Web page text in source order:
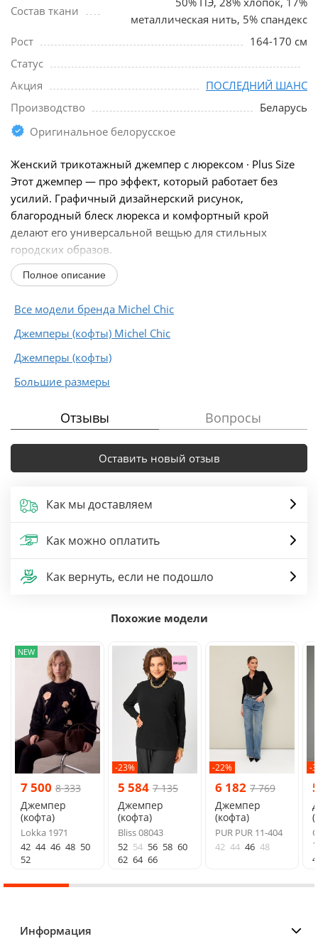
Состав ткани
металлическая нить, 5% спандекс
Рост
164-170 см
Статус
Акция
ПОСЛЕДНИЙ ШАНС
Производство
Беларусь
Оригинальное белорусское
Женский трикотажный джемпер с люрексом · Plus Size
Этот джемпер — про эффект, который работает без
усилий. Графичный дизайнерский рисунок,
благородный блеск люрекса и комфортный крой
делают его универсальной вещью для стильных
городских образов.
Модель создана для женщин, которые любят...
Полное описание
Все модели бренда Michel Chic
Джемперы (кофты) Michel Chic
Джемперы (кофты)
Большие размеры
Отзывы Вопросы
Оставить новый отзыв
Как мы доставляем
Как можно оплатить
Как вернуть, если не подошло
Похожие модели
NEW
7 500 8 333
Джемпер
(кофта)
Lokka 1971
42 44 46 48 50
52
-23%
5 584 7 135
Джемпер
(кофта)
Bliss 08043
52 54 56 58 60
62 64 66
-22%
6 182 7 769
Джемпер
(кофта)
PUR PUR 11-404
42 44 46 48
-
Информация